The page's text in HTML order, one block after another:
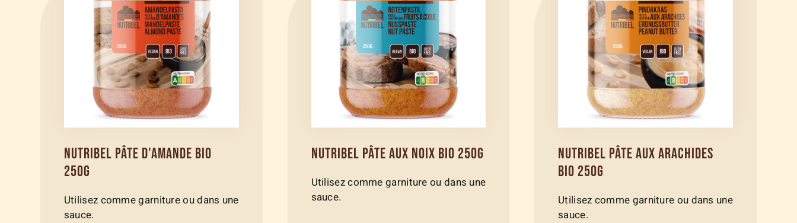
NUTRIBEL PÂTE D'AMANDE BIO
250G
Utilisez comme garniture ou dans une
sauce.
NUTRIBEL PÂTE AUX NOIX BIO 250G
Utilisez comme garniture ou dans une
sauce.
NUTRIBEL PÂTE AUX ARACHIDES
BIO 250G
Utilisez comme garniture ou dans une
sauce.